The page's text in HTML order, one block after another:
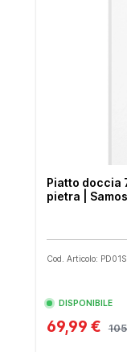
Piatto doccia
pietra | Samos
Cod. Articolo:
DISPONIBILE
69,99 €